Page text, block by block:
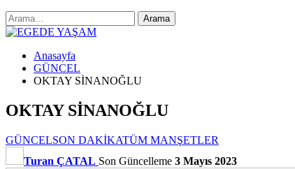
Anasayfa
GÜNCEL
OKTAY SİNANOĞLU
OKTAY SİNANOĞLU
GÜNCELSON DAKİKATÜM MANŞETLER
Turan ÇATAL Son Güncelleme 3 Mayıs 2023